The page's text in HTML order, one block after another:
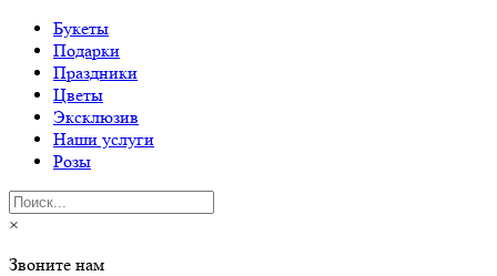
Букеты
Подарки
Праздники
Цветы
Эксклюзив
Наши услуги
Розы
×
Звоните нам